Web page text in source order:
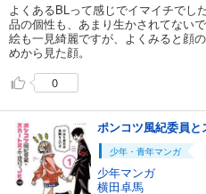
よくあるBLって感じでイマイチでし
品の個性も、あまり生かされてないで
絵も一見綺麗ですが、よくみると顔
めから見た顔。
0
少年・青年マンガ
少年マンガ
横田卓馬